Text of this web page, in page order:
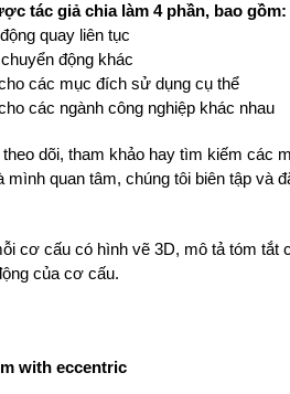
tác giả chia làm 4 phần, bao gồm:
quay liên tục
động khác
các mục đích sử dụng cụ thể
các ngành công nghiệp khác nhau
dõi, tham khảo hay tìm kiếm các
mình quan tâm, chúng tôi biên tập và
cơ cấu có hình vẽ 3D, mô tả tóm tắt
của cơ cấu.
with eccentric